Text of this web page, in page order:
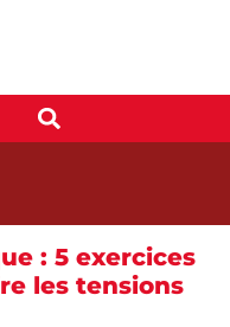
: 5 exercices
les tensions